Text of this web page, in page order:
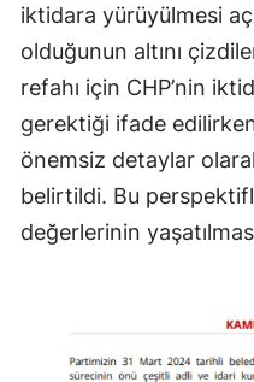
iktidara yürüyülmesi
olduğunun altını
refahı için CHP’nin
gerektiği ifade
önemsiz detaylar
belirtildi. Bu
değerlerinin